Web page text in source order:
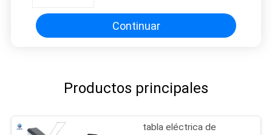
Continuar
Productos principales
tabla eléctrica de